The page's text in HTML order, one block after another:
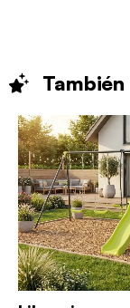
También